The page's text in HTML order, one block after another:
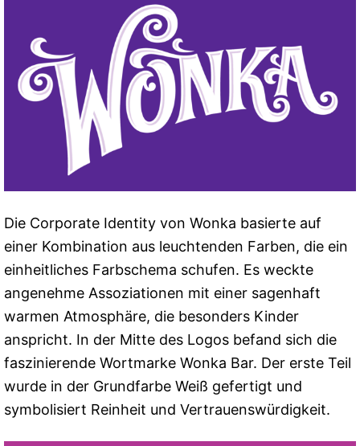
Die Corporate Identity von Wonka basierte auf
einer Kombination aus leuchtenden Farben, die ein
einheitliches Farbschema schufen. Es weckte
angenehme Assoziationen mit einer sagenhaft
warmen Atmosphäre, die besonders Kinder
anspricht. In der Mitte des Logos befand sich die
faszinierende Wortmarke Wonka Bar. Der erste Teil
wurde in der Grundfarbe Weiß gefertigt und
symbolisiert Reinheit und Vertrauenswürdigkeit.